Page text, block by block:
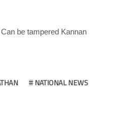
be tampered Kannan
NATIONAL NEWS